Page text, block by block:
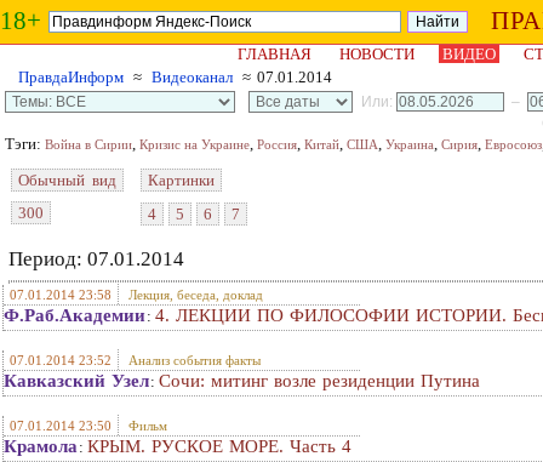
18+
ГЛАВНАЯ НОВОСТИ ВИДЕО
ПравдаИнформ ≈ Видеоканал ≈ 07.01.2014
Или:
–
Тэги: Война в Сирии, Кризис на Украине, Россия, Китай, США, Украина, Сирия, Евросоюз
Обычный вид
300
Картинки
4
5 6 7
Период: 07.01.2014
07.01.2014 23:58 Лекция, беседа, доклад
Ф.Раб.Академии: 4. ЛЕКЦИИ ПО ФИЛОСОФИИ ИСТОРИИ.
07.01.2014 23:52 Анализ события факты
Кавказский Узел: Сочи: митинг возле резиденции Путина
07.01.2014 23:50 Фильм
Крамола : КРЫМ. РУСКОЕ МОРЕ. Часть 4